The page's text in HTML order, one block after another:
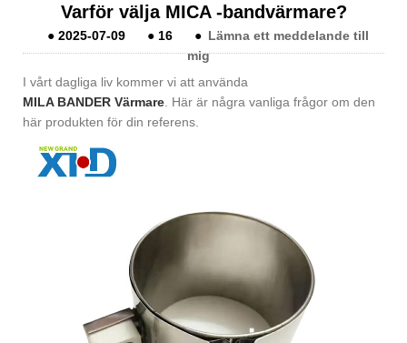
Varför välja MICA -bandvärmare?
● 2025-07-09 ● 16 ● Lämna ett meddelande till
mig
I vårt dagliga liv kommer vi att använda
MILA BANDER Värmare . Här är några vanliga frågor om den
här produkten för din referens.